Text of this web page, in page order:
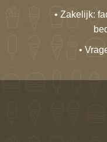
• Zakelijk:
•